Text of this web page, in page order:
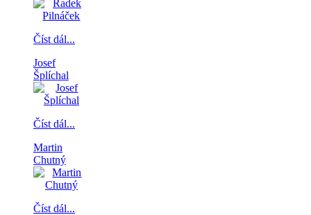
Číst dál...
Josef
Šplíchal
Číst dál...
Martin
Chutný
Číst dál...